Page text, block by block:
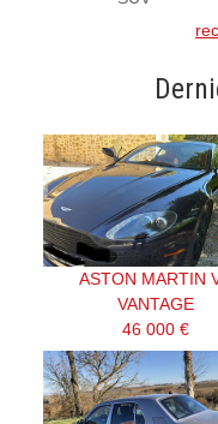
ASTON MARTIN
VANTAGE
46 000 €